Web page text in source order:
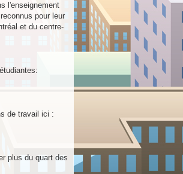
l'enseignement
pour leur
et du centre-
de travail ici :
plus du quart des